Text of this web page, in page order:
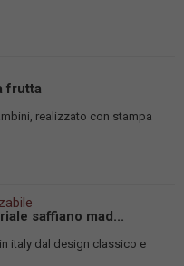
frutta
realizzato con stampa
saffiano mad...
italy dal design classico e